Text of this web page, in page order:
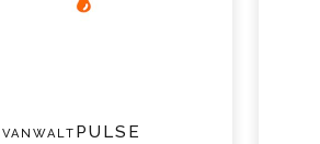
vanwaltPULSE